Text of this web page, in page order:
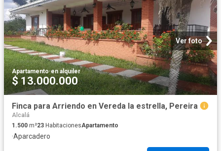
Ver foto
Apartamento·en alquiler
$ 13.000.000
Finca para Arriendo en Vereda la estrella, Pereira
Alcalá
1.500 m²23 HabitacionesApartamento
·Aparcadero